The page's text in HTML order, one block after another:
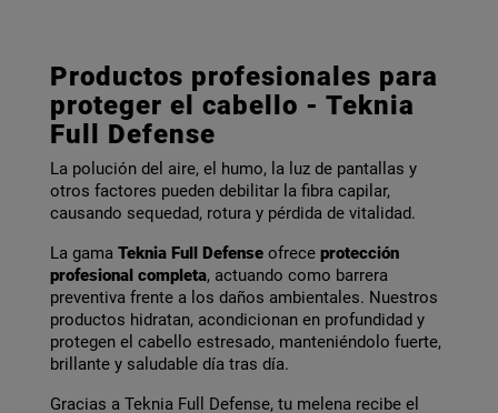
Productos profesionales para
proteger el cabello - Teknia
Full Defense
La polución del aire, el humo, la luz de pantallas y
otros factores pueden debilitar la fibra capilar,
causando sequedad, rotura y pérdida de vitalidad.
La gama Teknia Full Defense ofrece protección
profesional completa, actuando como barrera
preventiva frente a los daños ambientales. Nuestros
productos hidratan, acondicionan en profundidad y
protegen el cabello estresado, manteniéndolo fuerte,
brillante y saludable día tras día.
Gracias a Teknia Full Defense, tu melena recibe el